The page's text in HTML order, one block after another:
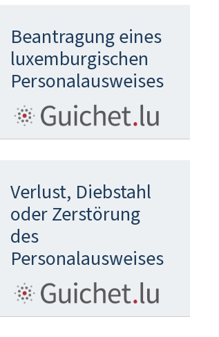
Beantragung eines
luxemburgischen
Personalausweises
Verlust, Diebstahl
oder Zerstörung
des
Personalausweises